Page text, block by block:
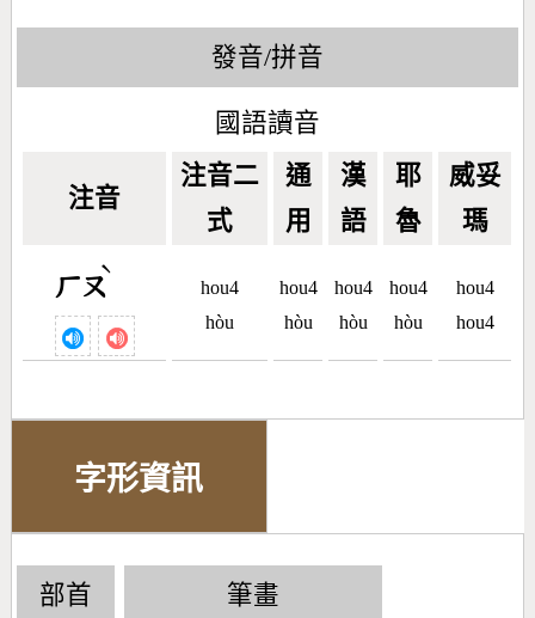
發音/拼音
國語讀音
注音
注音二
式
通
用
漢
語
耶
魯
威妥
瑪
ㄏㄡ
ˋ
hou4
hòu
hou4
hòu
hou4
hòu
hou4
hòu
hou4
hou4
字形資訊
部首 筆畫